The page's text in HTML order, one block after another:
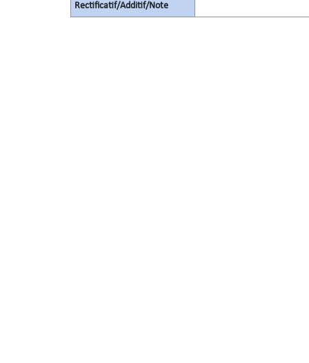
Rectificatif/Additif/Note